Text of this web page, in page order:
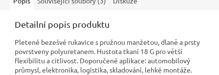
mimořádně jemnou strukturou
L/8, XL/9,...
Detailní popis produktu
Pletené bezešvé rukavice s pružnou manžetou, dlaně a prsty
povrstveny polyuretanem. Hustota tkaní 18 G pro větší
flexibilitu a citlivost. Doporučené aplikace: automobilový
průmysl, elektronika, logistika, skladování, lehké montáže.